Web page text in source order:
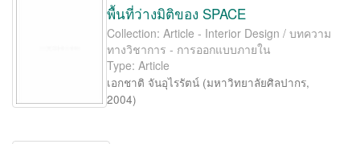
พื้นที่ว่างมิติของ SPACE
Collection: Article - Interior Design / บทความ
ทางวิชาการ - การออกแบบภายใน
Type: Article
เอกชาติ จันอุไรรัตน์ (มหาวิทยาลัยศิลปากร,
2004)